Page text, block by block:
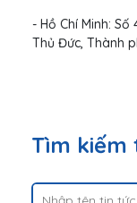
- Hồ Chí Minh: Số
Thủ Đức, Thành
Tìm kiếm